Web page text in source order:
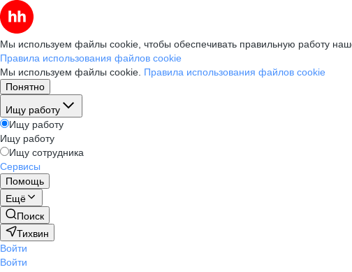
Мы используем файлы cookie, чтобы обеспечивать правильную работу
Правила использования файлов cookie
Мы используем файлы cookie. Правила использования файлов cookie
Понятно
Ищу работу
Ищу работу
Ищу работу
Ищу сотрудника
Сервисы
Помощь
Ещё
Поиск
Тихвин
Войти
Войти